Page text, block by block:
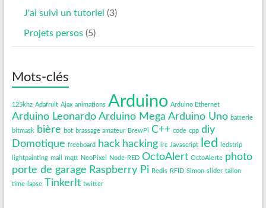
J'ai suivi un tutoriel (3)
Projets persos(5)
Mots-clés
125khz Adafruit Ajax animations Arduino Arduino Ethernet
Arduino Leonardo Arduino Mega Arduino Uno batterie
bitmask
bière bot brassage amateur BrewPi C++ code cpp diy
Domotique freeboard hack hacking irc Javascript led
ledstrip
lightpainting mail mqtt NeoPixel Node-RED OctoAlert OctoAlerte photo
porte de garage Raspberry Pi Redis RFID Simon slider tailon
time-lapse TinkerIt twitter